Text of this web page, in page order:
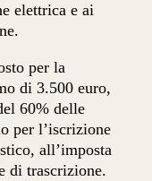
elettrica e ai
per la
di 3.500 euro,
60% delle
per l’iscrizione
all’imposta
di trascrizione.